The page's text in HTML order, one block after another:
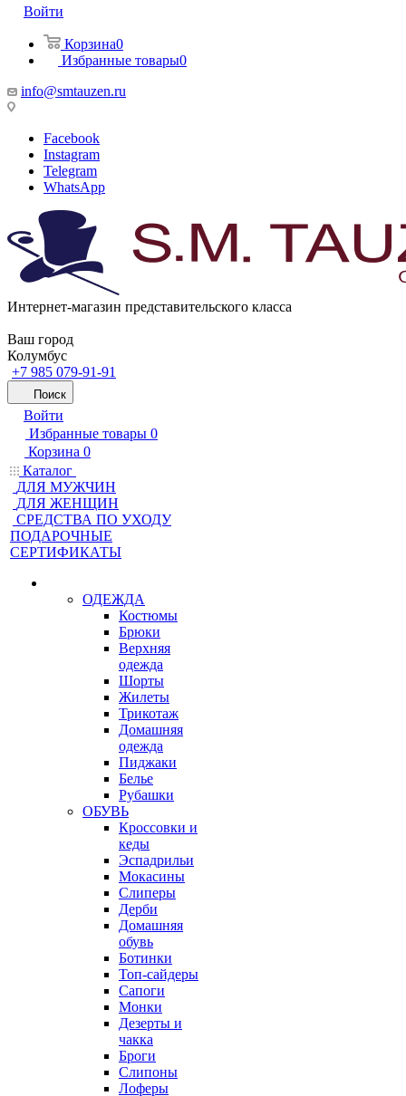
Войти
Корзина0
Избранные товары0
info@smtauzen.ru
Facebook
Instagram
Telegram
WhatsApp
Интернет-магазин представительского класса
Ваш город
Колумбус
+7 985 079-91-91
Поиск
Войти
Избранные товары 0
Корзина 0
Каталог
ДЛЯ МУЖЧИН
ДЛЯ ЖЕНЩИН
CРЕДСТВА ПО УХОДУ
ПОДАРОЧНЫЕ
СЕРТИФИКАТЫ
ОДЕЖДА
Костюмы
Брюки
Верхняя
одежда
Шорты
Жилеты
Трикотаж
Домашняя
одежда
Пиджаки
Белье
Рубашки
ОБУВЬ
Кроссовки и
кеды
Эспадрильи
Мокасины
Слиперы
Дерби
Домашняя
обувь
Ботинки
Топ-сайдеры
Сапоги
Монки
Дезерты и
чакка
Броги
Слипоны
Лоферы